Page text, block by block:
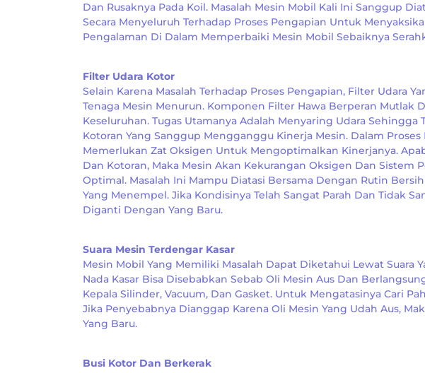
Dan Rusaknya Pada Koil. Masalah Mesin Mobil Kali Ini Sanggup
Secara Menyeluruh Terhadap Proses Pengapian Untuk
Pengalaman Di Dalam Memperbaiki Mesin Mobil Sebaiknya
Filter Udara Kotor
Selain Karena Masalah Terhadap Proses Pengapian, Filter Udara
Tenaga Mesin Menurun. Komponen Filter Hawa Berperan Mutlak
Keseluruhan. Tugas Utamanya Adalah Menyaring Udara
Kotoran Yang Sanggup Mengganggu Kinerja Mesin. Dalam
Memerlukan Zat Oksigen Untuk Mengoptimalkan Kinerjanya.
Dan Kotoran, Maka Mesin Akan Kekurangan Oksigen Dan Sistem
Optimal. Masalah Ini Mampu Diatasi Bersama Dengan Rutin
Yang Menempel. Jika Kondisinya Telah Sangat Parah Dan Tidak
Diganti Dengan Yang Baru.
Suara Mesin Terdengar Kasar
Mesin Mobil Yang Memiliki Masalah Dapat Diketahui Lewat Suara
Nada Kasar Bisa Disebabkan Sebab Oli Mesin Aus Dan
Kepala Silinder, Vacuum, Dan Gasket. Untuk Mengatasinya Cari
Jika Penyebabnya Dianggap Karena Oli Mesin Yang Udah Aus,
Yang Baru.
Busi Kotor Dan Berkerak